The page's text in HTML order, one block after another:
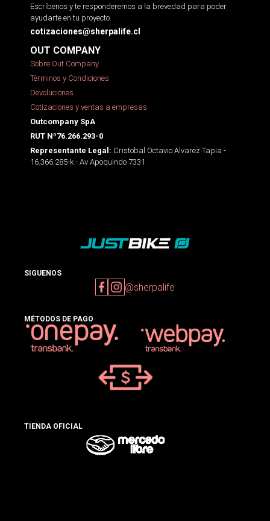
Escríbenos y te responderemos a la brevedad para poder
ayudarte en tu proyecto.
cotizaciones@sherpalife.cl
OUT COMPANY
Sobre Out Company
Términos y Condiciones
Devoluciones
Cotizaciones y ventas a empresas
Outcompany SpA
RUT Nº76.266.293-0
Representante Legal: Cristobal Octavio Alvarez Tapia -
16.366.285-k - Av Apoquindo 7331
SIGUENOS
@sherpalife
MÉTODOS DE PAGO
TIENDA OFICIAL